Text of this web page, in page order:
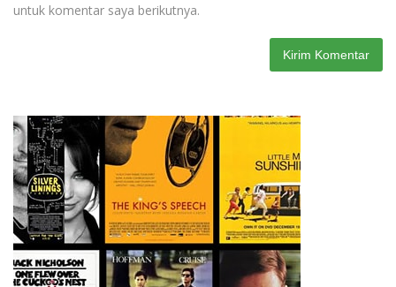
untuk komentar saya berikutnya.